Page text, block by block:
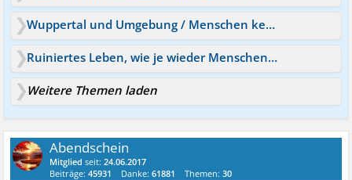
Wuppertal und Umgebung / Menschen kennenlernen
Ruiniertes Leben, wie je wieder Menschen kennenlernen?
Weitere Themen laden
Abendschein
Mitglied seit:24.06.2017
Beiträge:45931 Danke:61881 Themen:30